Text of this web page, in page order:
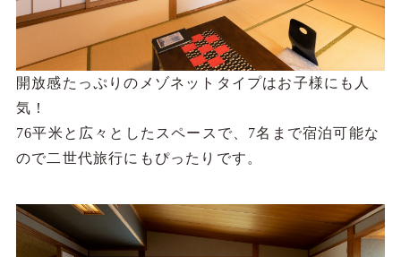
開放感たっぷりのメゾネットタイプはお子様にも人
気！
76平米と広々としたスペースで、7名まで宿泊可能な
ので二世代旅行にもぴったりです。